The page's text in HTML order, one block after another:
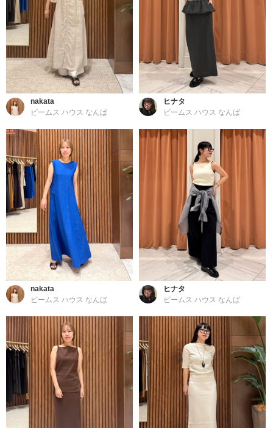
nakata
ビームス ハウス なんば
ヒナタ
ビームス ハウス なんば
nakata
ビームス ハウス なんば
ヒナタ
ビームス ハウス なんば